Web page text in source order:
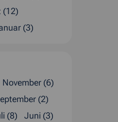
(12)
(3)
November (6)
(2)
(8)
Juni (3)